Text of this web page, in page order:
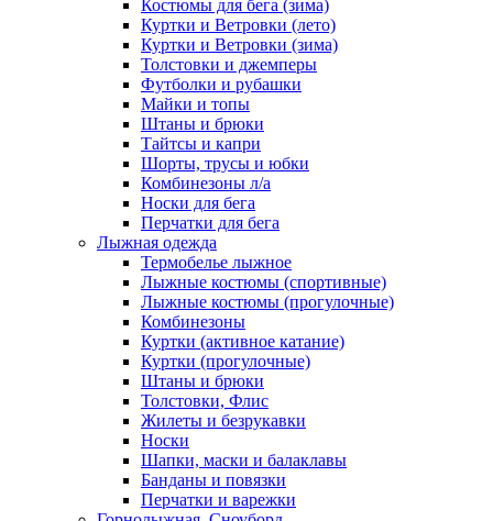
Костюмы для бега (зима)
Куртки и Ветровки (лето)
Куртки и Ветровки (зима)
Толстовки и джемперы
Футболки и рубашки
Майки и топы
Штаны и брюки
Тайтсы и капри
Шорты, трусы и юбки
Комбинезоны л/а
Носки для бега
Перчатки для бега
Лыжная одежда
Термобелье лыжное
Лыжные костюмы (спортивные)
Лыжные костюмы (прогулочные)
Комбинезоны
Куртки (активное катание)
Куртки (прогулочные)
Штаны и брюки
Толстовки, Флис
Жилеты и безрукавки
Носки
Шапки, маски и балаклавы
Банданы и повязки
Перчатки и варежки